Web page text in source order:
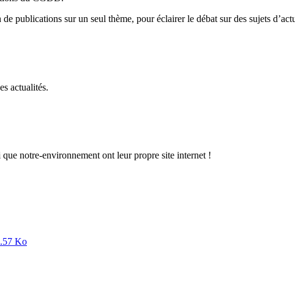
publications sur un seul thème, pour éclairer le débat sur des sujets
actualités.
notre-environnement ont leur propre site internet !
Ko